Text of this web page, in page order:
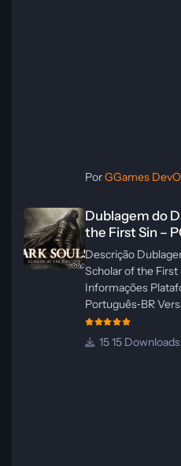
PorGGames
Dublagem do
the First Sin –
Descrição
Scholar of the First
Informações
Português‑BR
Suportado: Inglês
Atualização: 24/
15 Downloads